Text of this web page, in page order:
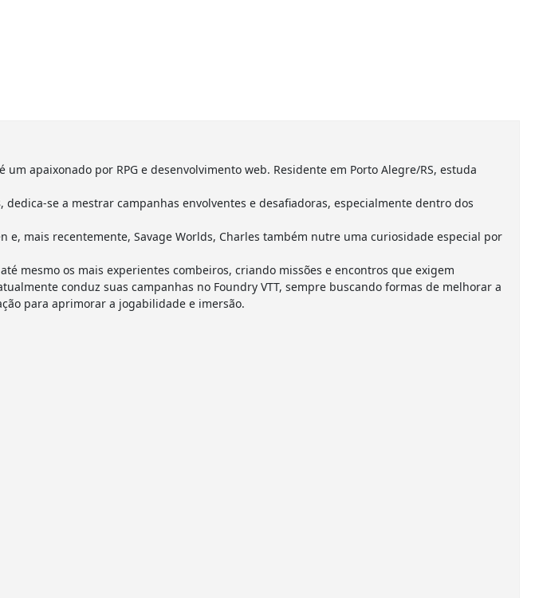
apaixonado por RPG e desenvolvimento web. Residente em Porto Alegre/RS, estuda
se a mestrar campanhas envolventes e desafiadoras, especialmente dentro dos
e, mais recentemente, Savage Worlds, Charles também nutre uma curiosidade especial por
mesmo os mais experientes combeiros, criando missões e encontros que exigem
conduz suas campanhas no Foundry VTT, sempre buscando formas de melhorar a
para aprimorar a jogabilidade e imersão.